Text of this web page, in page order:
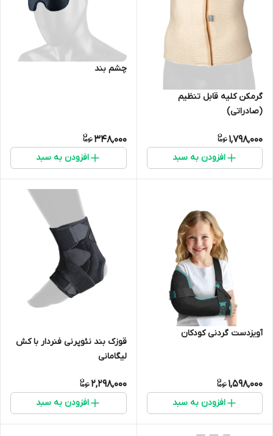
گرمکن کلیه قابل تنظیم
(صادراتی)
1,798,000
افزودن به سبد
چشم بند
348,000
افزودن به سبد
آویزدست گردنی کودکان
1,598,000
افزودن به سبد
قوزک بند نئوپرنی فنردار با کش
لیگامانی
2,298,000
افزودن به سبد